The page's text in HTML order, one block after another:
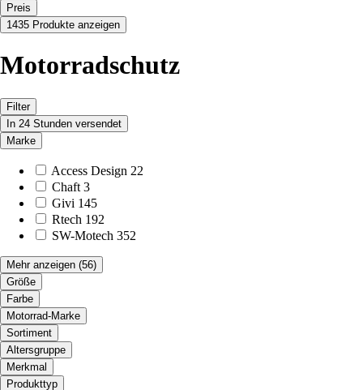
Preis
1435 Produkte anzeigen
Motorradschutz
Filter
In 24 Stunden versendet
Marke
Access Design 22
Chaft 3
Givi 145
Rtech 192
SW-Motech 352
Mehr anzeigen (56)
Größe
Farbe
Motorrad-Marke
Sortiment
Altersgruppe
Merkmal
Produkttyp